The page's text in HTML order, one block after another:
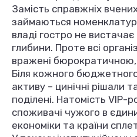
Замість справжніх
займаються
владі гостро не вистачає
глибини. Проте всі
вражені
Біля кожного
активу – цинічні рішали
поділені. Натомість VIP-
споживачі чужого в
економіки та країни